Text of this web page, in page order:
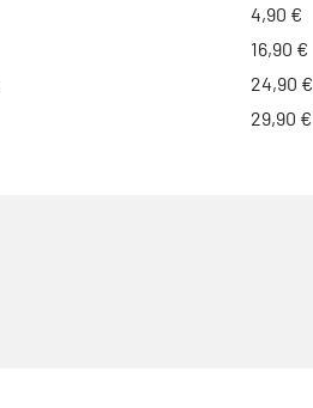
4,90 €
16,90 €
24,90 €
29,90 €